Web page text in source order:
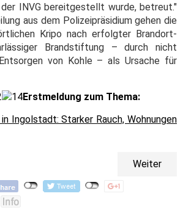
INVG bereitgestellt wurde, betreut."
aus dem Polizeipräsidium gehen die
Kripo nach erfolgter Brandort-
Brandstiftung – durch nicht
von Kohle – als Ursache für
Erstmeldung zum Thema:
Ingolstadt: Starker Rauch, Wohnungen
Weiter